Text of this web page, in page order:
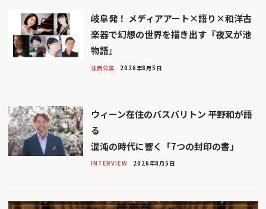
岐阜発！ メディアアート×語り×和洋古
楽器で幻想の世界を描き出す『夜叉が池
物語』
注目公演 2026年8月5日
ウィーン在住のバスバリトン 平野和が語
る
混沌の時代に響く「7つの封印の書」
INTERVIEW 2026年8月5日